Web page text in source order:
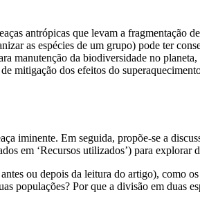
antrópicas que levam a fragmentação
as espécies de um grupo) pode ter
manutenção da biodiversidade no
mitigação dos efeitos do
iminente. Em seguida, propõe‐se a
em ‘Recursos utilizados’) para
ou depois da leitura do artigo), como
populações? Por que a divisão em duas